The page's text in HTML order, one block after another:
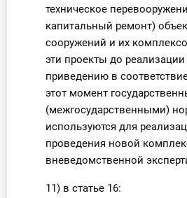
техническое
капитальный ремонт)
сооружений и их
эти проекты до
приведению в
этот момент
(межгосударственными)
используются для
проведения новой
вневедомственной
11) в статье 16: